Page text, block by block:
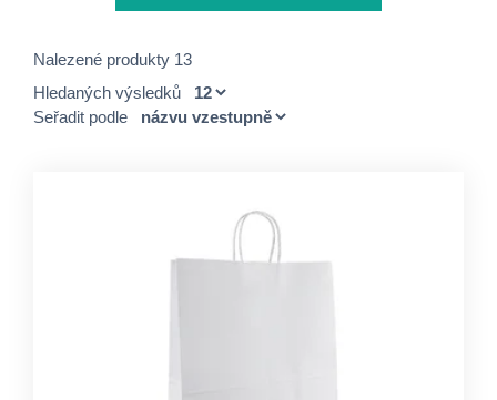
Nalezené produkty 13
Hledaných výsledků
Seřadit podle